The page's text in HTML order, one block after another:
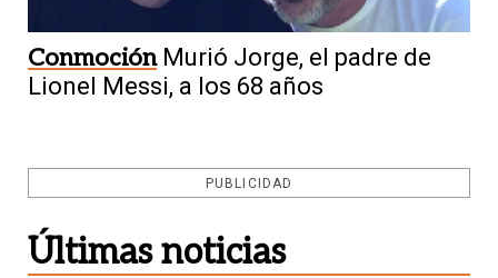
Conmoción Murió Jorge, el padre de
Lionel Messi, a los 68 años
PUBLICIDAD
Últimas noticias